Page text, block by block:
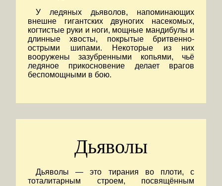
У ледяных дьяволов, напоминающих
внешне гигантских двуногих насекомых,
когтистые руки и ноги, мощные мандибулы и
длинные хвосты, покрытые бритвенно-
острыми шипами. Некоторые из них
вооружены зазубренными копьями, чьё
ледяное прикосновение делает врагов
беспомощными в бою.
Дьяволы
Дьяволы — это тирания во плоти, с
тоталитарным строем, посвящённым